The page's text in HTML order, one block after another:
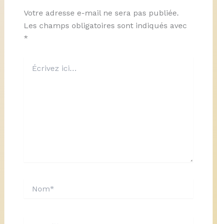
Votre adresse e-mail ne sera pas publiée.
Les champs obligatoires sont indiqués avec
*
ici…